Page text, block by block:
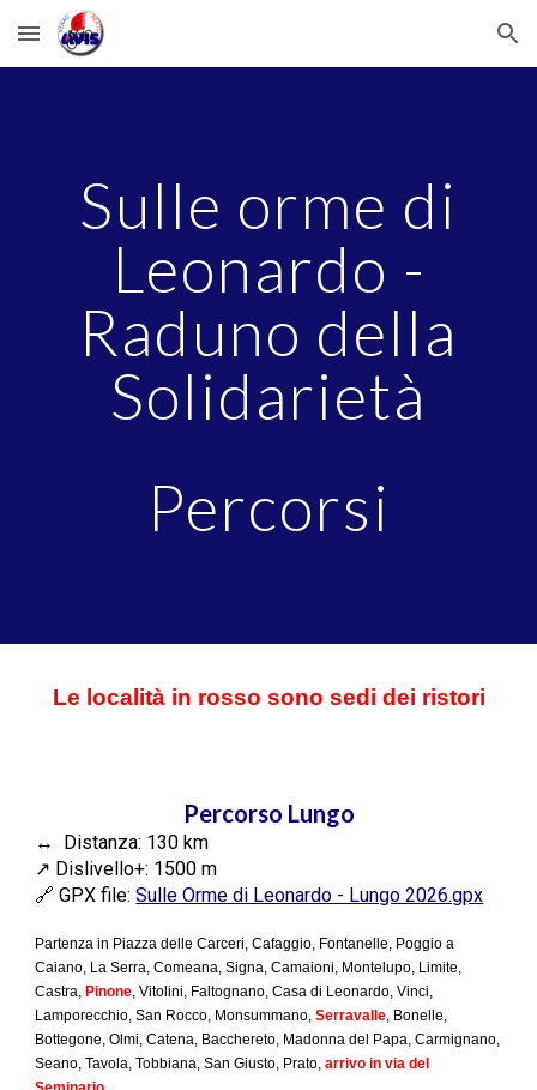
Skip to main content Skip to navigation
Sulle orme di
Leonardo -
Raduno della
Solidarietà
Percorsi
Le località in rosso sono sedi dei ristori
Percorso Lungo
↔️ Distanza: 130 km
↗️ Dislivello+: 1500 m
🔗 GPX file:Sulle Orme di Leonardo - Lungo 2026.gpx
Partenza in Piazza delle Carceri, Cafaggio, Fontanelle, Poggio a
Caiano, La Serra, Comeana, Signa, Camaioni, Montelupo, Limite,
Castra, Pinone, Vitolini, Faltognano, Casa di Leonardo, Vinci,
Lamporecchio, San Rocco, Monsummano,Serravalle, Bonelle,
Bottegone, Olmi, Catena, Bacchereto, Madonna del Papa, Carmignano,
Seano, Tavola, Tobbiana, San Giusto, Prato,arrivo in via del